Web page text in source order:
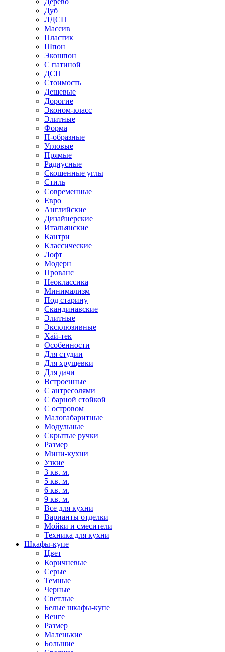
Дуб
ЛДСП
Массив
Пластик
Шпон
Экошпон
С патиной
ДСП
Стоимость
Дешевые
Дорогие
Эконом-класс
Элитные
Форма
П-образные
Угловые
Прямые
Радиусные
Скошенные углы
Стиль
Современные
Евро
Английские
Дизайнерские
Итальянские
Кантри
Классические
Лофт
Модерн
Прованс
Неоклассика
Минимализм
Под старину
Скандинавские
Элитные
Эксклюзивные
Хай-тек
Особенности
Для студии
Для хрущевки
Для дачи
Встроенные
С антресолями
С барной стойкой
С островом
Малогабаритные
Модульные
Скрытые ручки
Размер
Мини-кухни
Узкие
3 кв. м.
5 кв. м.
6 кв. м.
9 кв. м.
Все для кухни
Варианты отделки
Мойки и смесители
Техника для кухни
Шкафы-купе
Цвет
Коричневые
Серые
Темные
Черные
Светлые
Белые шкафы-купе
Венге
Размер
Маленькие
Большие